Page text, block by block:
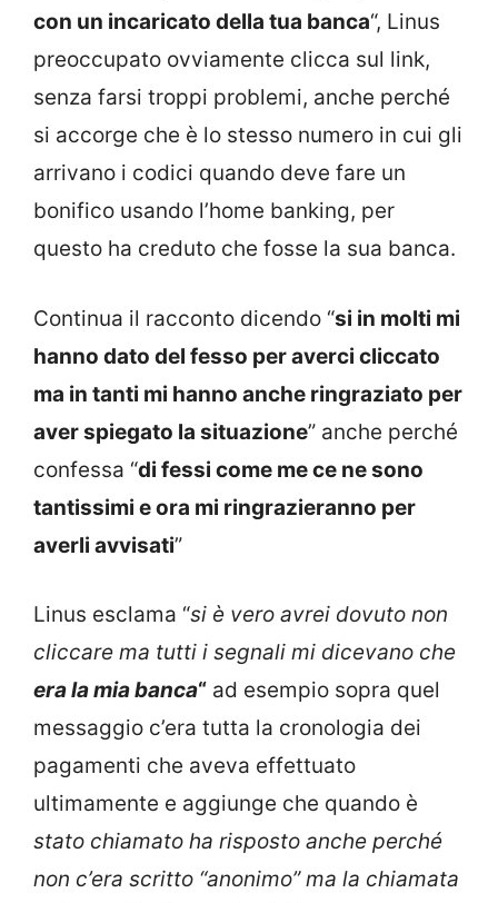
con un incaricato della tua banca“, Linus
preoccupato ovviamente clicca sul link,
senza farsi troppi problemi, anche perché
si accorge che è lo stesso numero in cui gli
arrivano i codici quando deve fare un
bonifico usando l’home banking, per
questo ha creduto che fosse la sua banca.
Continua il racconto dicendo “si in molti mi
hanno dato del fesso per averci cliccato
ma in tanti mi hanno anche ringraziato per
aver spiegato la situazione” anche perché
confessa “di fessi come me ce ne sono
tantissimi e ora mi ringrazieranno per
averli avvisati”
Linus esclama “si è vero avrei dovuto non
cliccare ma tutti i segnali mi dicevano che
era la mia banca“ ad esempio sopra quel
messaggio c’era tutta la cronologia dei
pagamenti che aveva effettuato
ultimamente e aggiunge che quando è
stato chiamato ha risposto anche perché
non c’era scritto “anonimo” ma la chiamata